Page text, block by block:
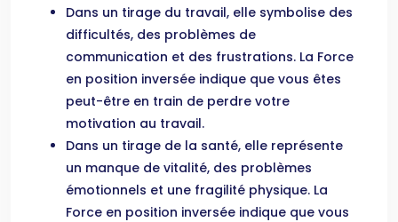
Dans un tirage du travail, elle symbolise des
difficultés, des problèmes de
communication et des frustrations. La Force
en position inversée indique que vous êtes
peut-être en train de perdre votre
motivation au travail.
Dans un tirage de la santé, elle représente
un manque de vitalité, des problèmes
émotionnels et une fragilité physique. La
Force en position inversée indique que vous